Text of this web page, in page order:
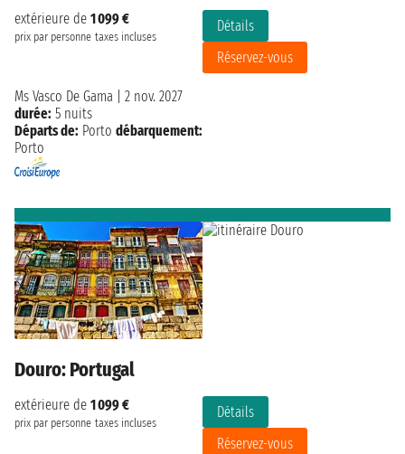
extérieure de 1 099 €
prix par personne taxes incluses
Détails
Réservez-vous
Ms Vasco De Gama
2 nov. 2027
durée: 5 nuits
Départs de: Porto débarquement:
Porto
Douro: Portugal
extérieure de 1 099 €
prix par personne taxes incluses
Détails
Réservez-vous